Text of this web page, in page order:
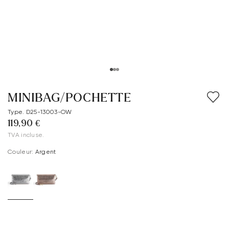
MINIBAG/POCHETTE
Type. D25-13003-OW
119,90 €
TVA incluse.
Couleur: Argent